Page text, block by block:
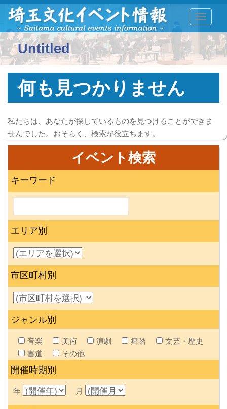
Untitled
何も見つかりません
私たちは、あなたが探しているものを見つけることができま
せんでした。おそらく、検索が役立ちます。
イベント検索
キーワード
エリア別
市区町村別
ジャンル別
音楽 美術 演劇 舞踏
文芸・歴史
書道
その他
開催時期別
年 月